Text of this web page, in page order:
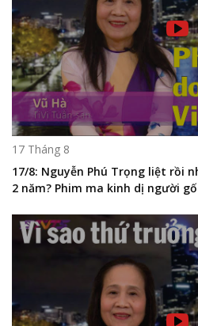
17 Tháng 8
17/8: Nguyễn Phú Trọng liệt rồi
2 năm? Phim ma kinh dị người